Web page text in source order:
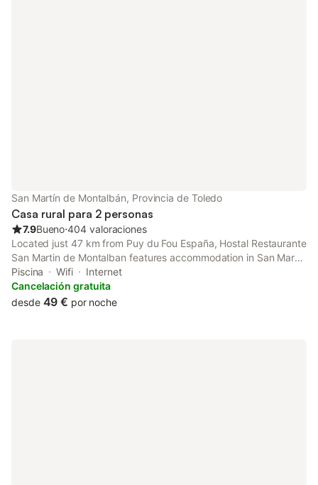
San Martín de Montalbán, Provincia de Toledo
Casa rural para 2 personas
7.9Bueno⋅404 valoraciones
Located just 47 km from Puy du Fou España, Hostal Restaurante
San Martin de Montalban features accommodation in San Martín
de Montalbán with access to a garden, a bar, as well as full-day
security.
Piscina Wifi
Internet
Cancelación gratuita
desde 49 € por noche